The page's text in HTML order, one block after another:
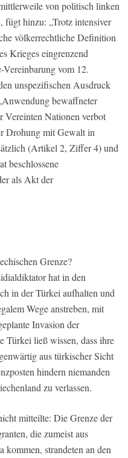
von politisch linken
fügt hinzu: „Trotz intensiver
völkerrechtliche Definition
Krieges eingrenzend
vom 12.
unspezifischen Ausdruck
bewaffneter
Nationen verbot
Drohung mit Gewalt in
(Artikel 2, Ziffer 4) und
beschlossene
als Akt der
Grenze?
hat in den
in der Türkei aufhalten und
Wege anstreben, mit
Invasion der
Türkei ließ wissen, dass ihre
aus türkischer Sicht
hindern niemanden
zu verlassen.
mitteilte: Die Grenze der
die zumeist aus
strandeten an den